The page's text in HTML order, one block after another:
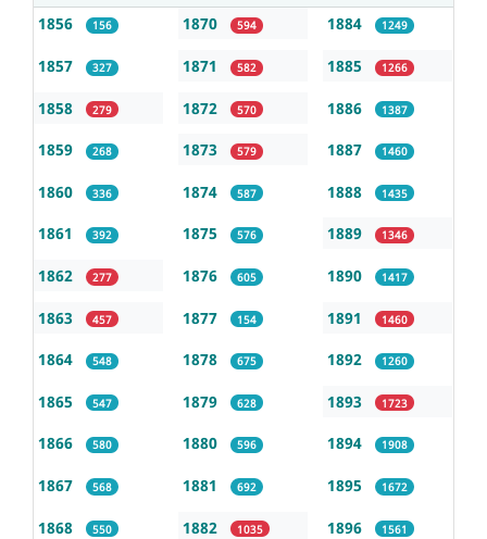
1856 156
1857 327
1858 279
1859 268
1860 336
1861 392
1862 277
1863 457
1864 548
1865 547
1866 580
1867 568
1868 550
1870 594
1871 582
1872 570
1873 579
1874 587
1875 576
1876 605
1877 154
1878 675
1879 628
1880 596
1881 692
1882 1035
1884 1249
1885 1266
1886 1387
1887 1460
1888 1435
1889 1346
1890 1417
1891 1460
1892 1260
1893 1723
1894 1908
1895 1672
1896 1561